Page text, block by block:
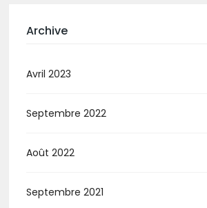
Archive
Avril 2023
Septembre 2022
Août 2022
Septembre 2021